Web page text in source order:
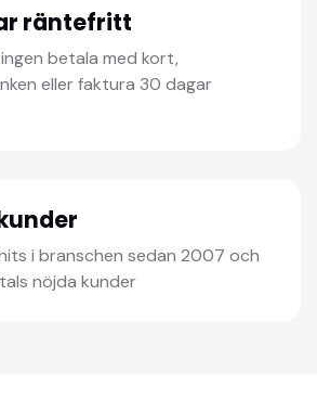
räntefritt
betala med kort,
eller faktura 30 dagar
i branschen sedan 2007 och
nöjda kunder